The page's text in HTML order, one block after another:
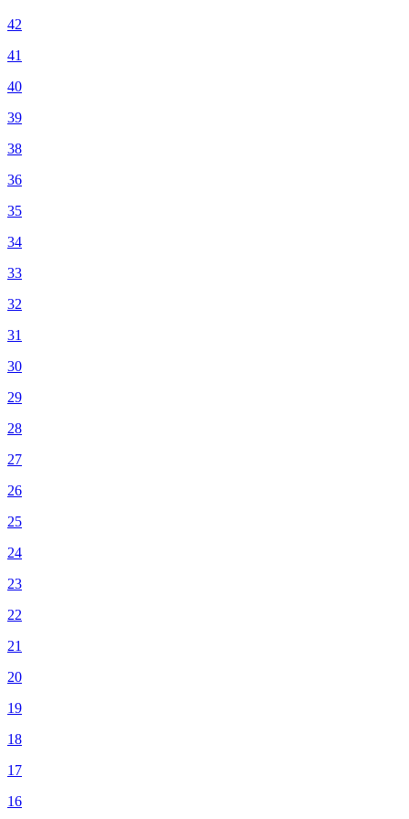
42
41
40
39
38
36
35
34
33
32
31
30
29
28
27
26
25
24
23
22
21
20
19
18
17
16